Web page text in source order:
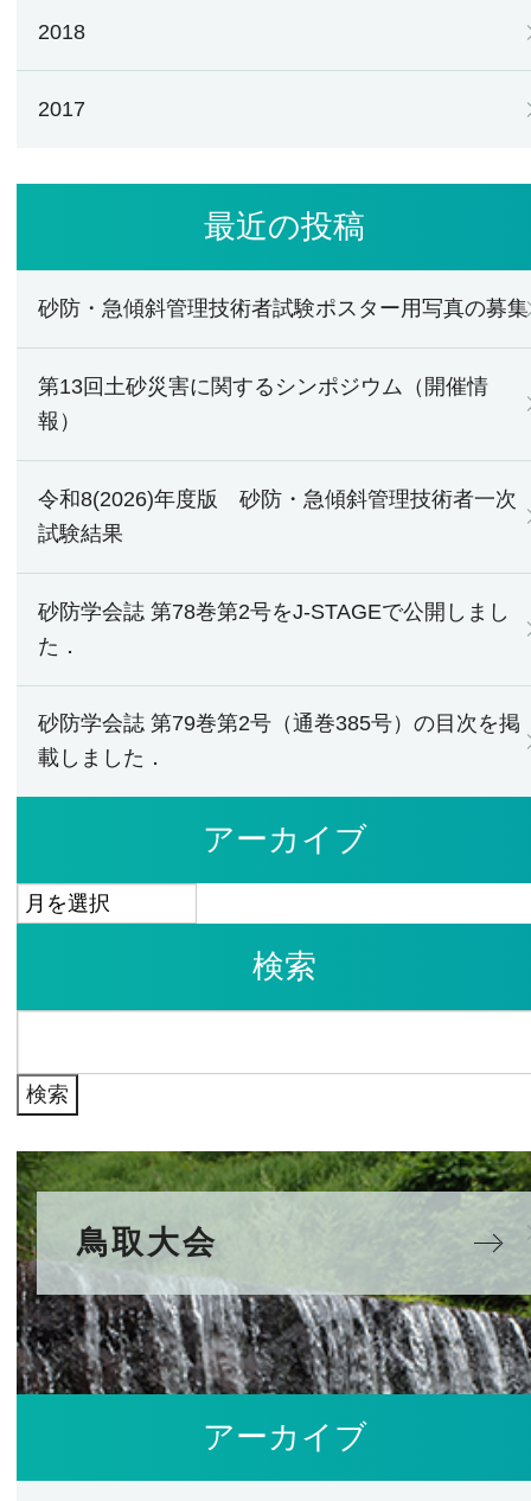
2018
2017
最近の投稿
砂防・急傾斜管理技術者試験ポスター用写真の募集
第13回土砂災害に関するシンポジウム（開催情
報）
令和8(2026)年度版 砂防・急傾斜管理技術者一次
試験結果
砂防学会誌 第78巻第2号をJ-STAGEで公開しまし
た．
砂防学会誌 第79巻第2号（通巻385号）の目次を掲
載しました．
アーカイブ
ア
検索
鳥取大会
アーカイブ